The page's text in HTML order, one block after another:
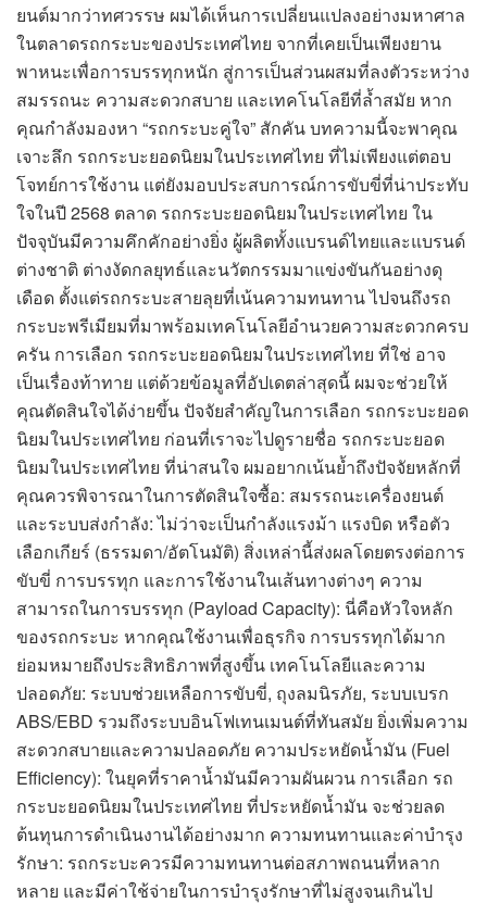
ยนต์มากว่าทศวรรษ ผมได้เห็นการเปลี่ยนแปลงอย่างมหาศาล
ในตลาดรถกระบะของประเทศไทย จากที่เคยเป็นเพียงยาน
พาหนะเพื่อการบรรทุกหนัก สู่การเป็นส่วนผสมที่ลงตัวระหว่าง
สมรรถนะ ความสะดวกสบาย และเทคโนโลยีที่ล้ำสมัย หาก
คุณกำลังมองหา “รถกระบะคู่ใจ” สักคัน บทความนี้จะพาคุณ
เจาะลึก รถกระบะยอดนิยมในประเทศไทย ที่ไม่เพียงแต่ตอบ
โจทย์การใช้งาน แต่ยังมอบประสบการณ์การขับขี่ที่น่าประทับ
ใจในปี 2568 ตลาด รถกระบะยอดนิยมในประเทศไทย ใน
ปัจจุบันมีความคึกคักอย่างยิ่ง ผู้ผลิตทั้งแบรนด์ไทยและแบรนด์
ต่างชาติ ต่างงัดกลยุทธ์และนวัตกรรมมาแข่งขันกันอย่างดุ
เดือด ตั้งแต่รถกระบะสายลุยที่เน้นความทนทาน ไปจนถึงรถ
กระบะพรีเมียมที่มาพร้อมเทคโนโลยีอำนวยความสะดวกครบ
ครัน การเลือก รถกระบะยอดนิยมในประเทศไทย ที่ใช่ อาจ
เป็นเรื่องท้าทาย แต่ด้วยข้อมูลที่อัปเดตล่าสุดนี้ ผมจะช่วยให้
คุณตัดสินใจได้ง่ายขึ้น ปัจจัยสำคัญในการเลือก รถกระบะยอด
นิยมในประเทศไทย ก่อนที่เราจะไปดูรายชื่อ รถกระบะยอด
นิยมในประเทศไทย ที่น่าสนใจ ผมอยากเน้นย้ำถึงปัจจัยหลักที่
คุณควรพิจารณาในการตัดสินใจซื้อ: สมรรถนะเครื่องยนต์
และระบบส่งกำลัง: ไม่ว่าจะเป็นกำลังแรงม้า แรงบิด หรือตัว
เลือกเกียร์ (ธรรมดา/อัตโนมัติ) สิ่งเหล่านี้ส่งผลโดยตรงต่อการ
ขับขี่ การบรรทุก และการใช้งานในเส้นทางต่างๆ ความ
สามารถในการบรรทุก (Payload Capacity): นี่คือหัวใจหลัก
ของรถกระบะ หากคุณใช้งานเพื่อธุรกิจ การบรรทุกได้มาก
ย่อมหมายถึงประสิทธิภาพที่สูงขึ้น เทคโนโลยีและความ
ปลอดภัย: ระบบช่วยเหลือการขับขี่, ถุงลมนิรภัย, ระบบเบรก
ABS/EBD รวมถึงระบบอินโฟเทนเมนต์ที่ทันสมัย ยิ่งเพิ่มความ
สะดวกสบายและความปลอดภัย ความประหยัดน้ำมัน (Fuel
Efficiency): ในยุคที่ราคาน้ำมันมีความผันผวน การเลือก รถ
กระบะยอดนิยมในประเทศไทย ที่ประหยัดน้ำมัน จะช่วยลด
ต้นทุนการดำเนินงานได้อย่างมาก ความทนทานและค่าบำรุง
รักษา: รถกระบะควรมีความทนทานต่อสภาพถนนที่หลาก
หลาย และมีค่าใช้จ่ายในการบำรุงรักษาที่ไม่สูงจนเกินไป